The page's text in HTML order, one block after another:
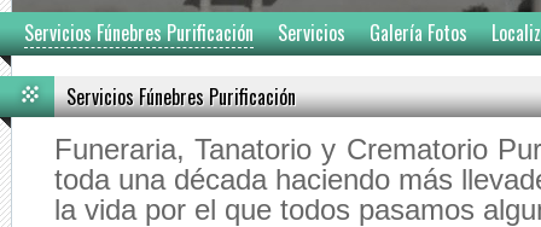
Servicios Fúnebres Purificación Servicios Galería Fotos
Servicios Fúnebres Purificación
Funeraria, Tanatorio y Crematorio
toda una década haciendo más
la vida por el que todos pasamos